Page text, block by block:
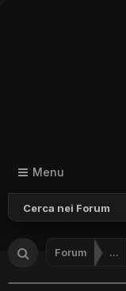
Menu
Cerca nei Forum
Forum ...